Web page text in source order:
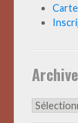
Archives